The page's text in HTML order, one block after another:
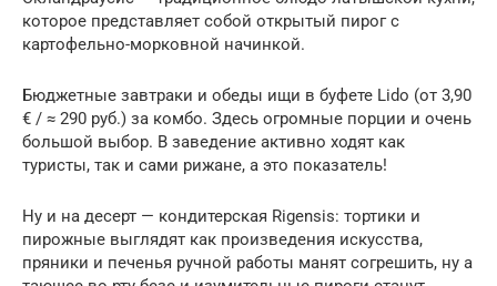
которое представляет собой открытый пирог с
картофельно-морковной начинкой.
Бюджетные завтраки и обеды ищи в буфете Lido (от 3,90
€ / ≈ 290 руб.) за комбо. Здесь огромные порции и очень
большой выбор. В заведение активно ходят как
туристы, так и сами рижане, а это показатель!
Ну и на десерт — кондитерская Rigensis: тортики и
пирожные выглядят как произведения искусства,
пряники и печенья ручной работы манят согрешить, ну а